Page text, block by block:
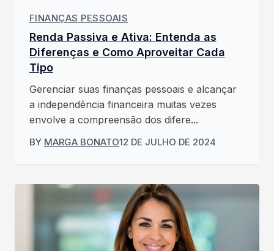
FINANÇAS PESSOAIS
Renda Passiva e Ativa: Entenda as
Diferenças e Como Aproveitar Cada
Tipo
Gerenciar suas finanças pessoais e alcançar
a independência financeira muitas vezes
envolve a compreensão dos difere...
BY MARGA BONATO12 DE JULHO DE 2024